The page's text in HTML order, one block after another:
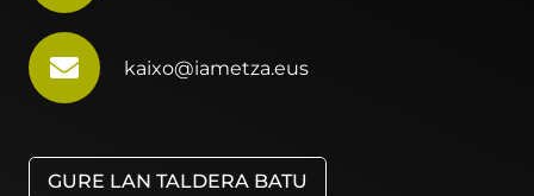
kaixo@iametza.eus
GURE LAN TALDERA BATU